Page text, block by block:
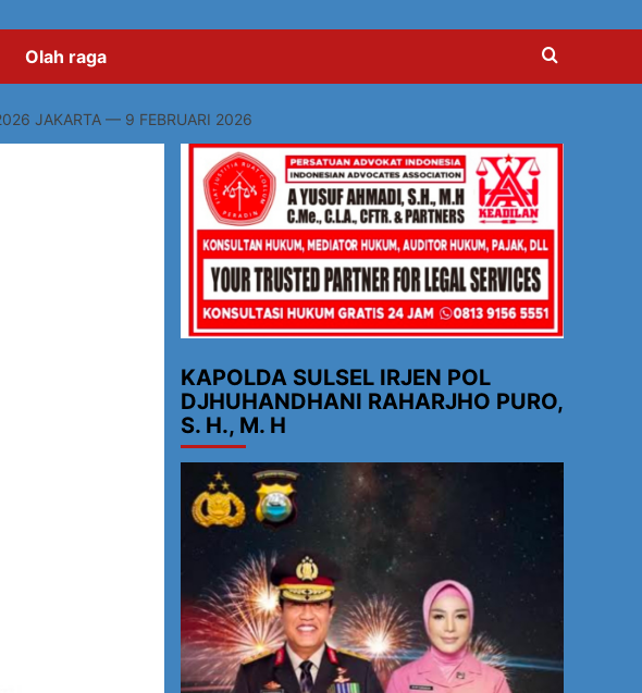
Olah raga
JAKARTA — 9 FEBRUARI 2026
KAPOLDA SULSEL IRJEN POL
DJHUHANDHANI RAHARJHO PURO,
S. H., M. H